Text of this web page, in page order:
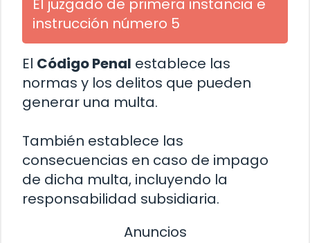
El juzgado de primera instancia e
instrucción número 5
El Código Penal establece las
normas y los delitos que pueden
generar una multa.
También establece las
consecuencias en caso de impago
de dicha multa, incluyendo la
responsabilidad subsidiaria.
Anuncios